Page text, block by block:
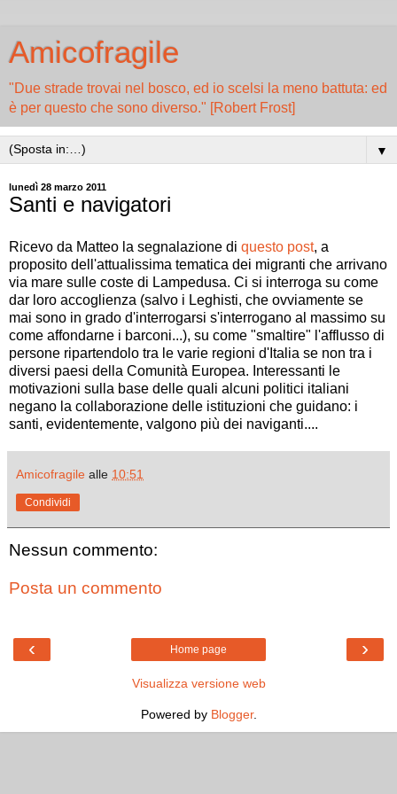
Amicofragile
"Due strade trovai nel bosco, ed io scelsi la meno battuta: ed
è per questo che sono diverso." [Robert Frost]
▼
lunedì 28 marzo 2011
Santi e navigatori
Ricevo da Matteo la segnalazione di questo post, a
proposito dell'attualissima tematica dei migranti che arrivano
via mare sulle coste di Lampedusa. Ci si interroga su come
dar loro accoglienza (salvo i Leghisti, che ovviamente se
mai sono in grado d'interrogarsi s'interrogano al massimo su
come affondarne i barconi...), su come "smaltire" l'afflusso di
persone ripartendolo tra le varie regioni d'Italia se non tra i
diversi paesi della Comunità Europea. Interessanti le
motivazioni sulla base delle quali alcuni politici italiani
negano la collaborazione delle istituzioni che guidano: i
santi, evidentemente, valgono più dei naviganti....
Amicofragile alle 10:51
Condividi
Nessun commento:
Posta un commento
‹ ›
Home page
Visualizza versione web
Powered by Blogger.